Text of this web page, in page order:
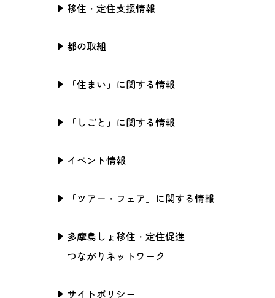
移住・定住支援情報
都の取組
「住まい」に関する情報
「しごと」に関する情報
イベント情報
「ツアー・フェア」に関する情報
多摩島しょ移住・定住促進
つながりネットワーク
サイトポリシー